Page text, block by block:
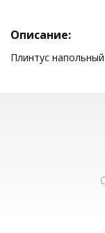
Описание:
Плинтус